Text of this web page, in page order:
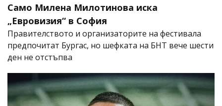
Само Милена Милотинова иска
„Евровизия“ в София
Правителството и организаторите на фестивала
предпочитат Бургас, но шефката на БНТ вече шести
ден не отстъпва